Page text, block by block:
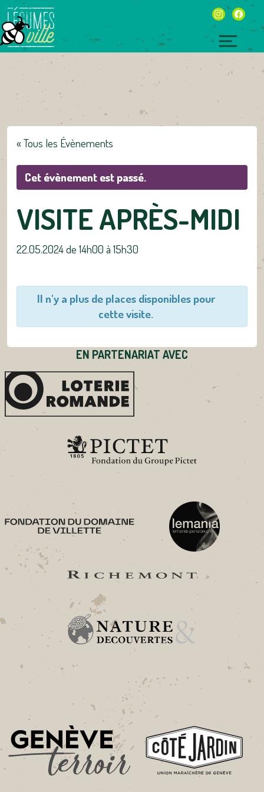
Skip
to
content
instagram
« Tous les Évènements
Cet évènement est passé.
VISITE APRÈS-MIDI
22.05.2024 de 14h00 à 15h30
Il n'y a plus de places disponibles pour
cette visite.
EN PARTENARIAT AVEC